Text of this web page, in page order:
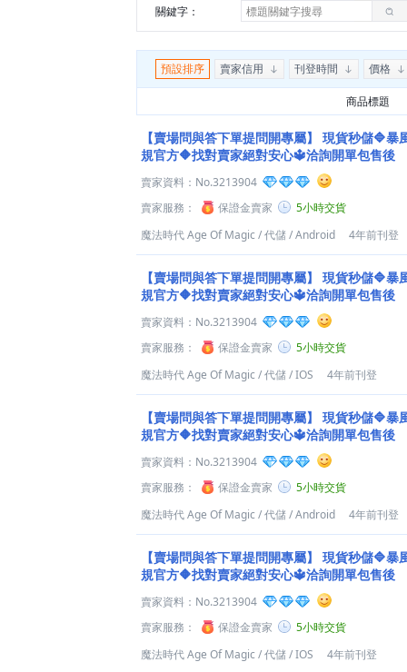
關鍵字：
預設排序 賣家信用 刊登時間 價格
商品標題
【賣場問與答下單提問開專屬】
現貨秒儲🔷暴
規官方🔶找對賣家絕對安心🔱洽詢開單包售後
賣家資料： No.3213904
賣家服務：
保證金賣家
5小時交貨
魔法時代 Age Of Magic /代儲/Android 4年前刊登
【賣場問與答下單提問開專屬】
現貨秒儲🔷暴
規官方🔶找對賣家絕對安心🔱洽詢開單包售後
賣家資料： No.3213904
賣家服務：
保證金賣家
5小時交貨
魔法時代 Age Of Magic /代儲/IOS 4年前刊登
【賣場問與答下單提問開專屬】
現貨秒儲🔷暴
規官方🔶找對賣家絕對安心🔱洽詢開單包售後
賣家資料： No.3213904
賣家服務：
保證金賣家
5小時交貨
魔法時代 Age Of Magic /代儲/Android 4年前刊登
【賣場問與答下單提問開專屬】
現貨秒儲🔷暴
規官方🔶找對賣家絕對安心🔱洽詢開單包售後
賣家資料： No.3213904
賣家服務：
保證金賣家
5小時交貨
魔法時代 Age Of Magic /代儲/IOS 4年前刊登